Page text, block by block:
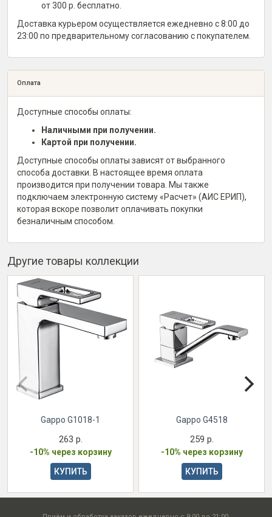
от 300 р. бесплатно.
Доставка курьером осуществляется ежедневно с 8:00 до
23:00 по предварительному согласованию с покупателем.
Оплата
Доступные способы оплаты:
Наличными при получении.
Картой при получении.
Доступные способы оплаты зависят от выбранного
способа доставки. В настоящее время оплата
производится при получении товара. Мы также
подключаем электронную систему «Расчет» (АИС ЕРИП),
которая вскоре позволит оплачивать покупки
безналичным способом.
Другие товары коллекции
Gappo G1018-1
263 р.
-10% через корзину
КУПИТЬ
Gappo G4518
259 р.
-10% через корзину
КУПИТЬ